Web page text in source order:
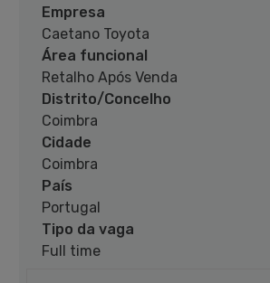
Empresa
Caetano Toyota
Área funcional
Retalho Após Venda
Distrito/Concelho
Coimbra
Cidade
Coimbra
País
Portugal
Tipo da vaga
Full time